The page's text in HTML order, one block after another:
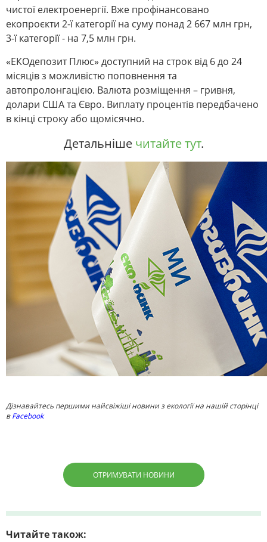
чистої електроенергії. Вже профінансовано
екопроєкти 2-ї категорії на суму понад 2 667 млн грн,
3-ї категорії - на 7,5 млн грн.
«ЕКОдепозит Плюс» доступний на строк від 6 до 24
місяців з можливістю поповнення та
автопролонгацією. Валюта розміщення – гривня,
долари США та Євро. Виплату процентів передбачено
в кінці строку або щомісячно.
Детальніше читайте тут.
Дізнавайтесь першими найсвіжіші новини з екології на нашій сторінці
вFacebook
ОТРИМУВАТИ НОВИНИ
Читайте також: